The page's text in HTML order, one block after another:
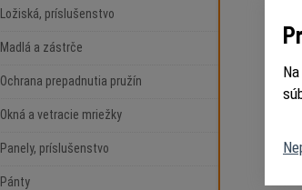
Ložiská, príslušenstvo
Madlá a zástrče
Ochrana prepadnutia pružín
Okná a vetracie mriežky
Panely, príslušenstvo
Pánty